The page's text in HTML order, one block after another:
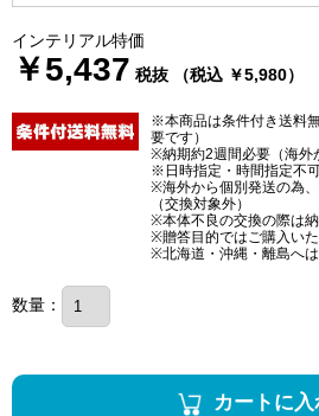
インテリアル特価
￥5,437 税抜 （税込 ￥5,980）
※本商品は条件付き送料
要です）
※納期約2週間必要（海外
※日時指定・時間指定不
※海外から個別発送の為
（交換対象外）
※本体不良の交換の際は
※贈答目的ではご購入い
※北海道・沖縄・離島へ
数量：
カートに入